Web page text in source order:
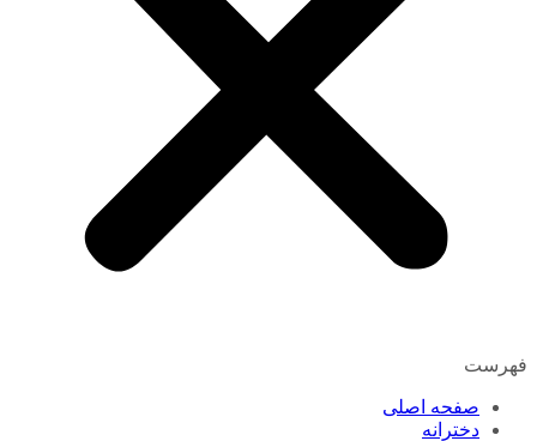
فهرست
صفحه اصلی
دخترانه